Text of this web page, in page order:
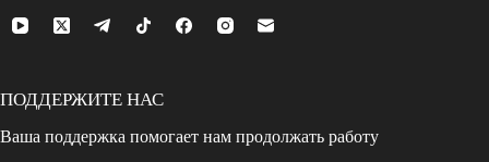
ПОДДЕРЖИТЕ НАС
Ваша поддержка помогает нам продолжать работу